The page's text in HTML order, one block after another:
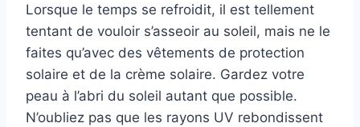
Lorsque le temps se refroidit, il est tellement
tentant de vouloir s’asseoir au soleil, mais ne le
faites qu’avec des vêtements de protection
solaire et de la crème solaire. Gardez votre
peau à l’abri du soleil autant que possible.
N’oubliez pas que les rayons UV rebondissent